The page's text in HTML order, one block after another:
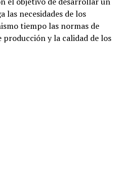
las necesidades de los
tiempo las normas de
producción y la calidad de los